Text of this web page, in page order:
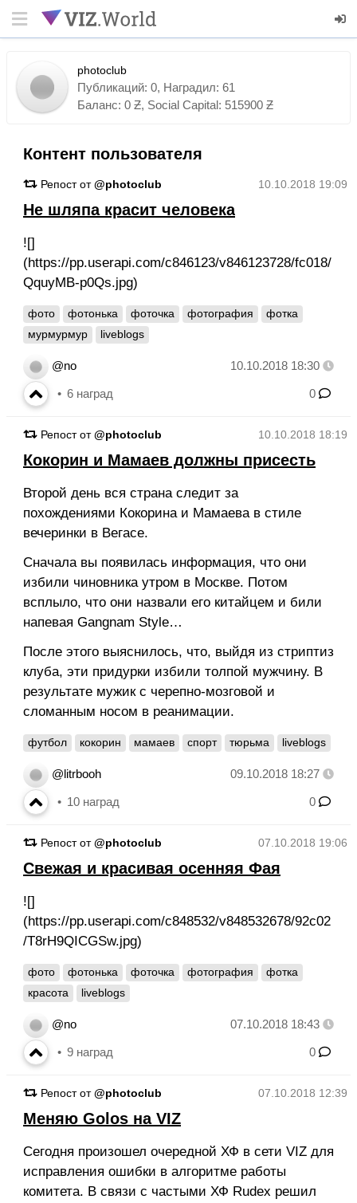
photoclub
Публикаций: 0, Наградил: 61
Баланс: 0 Ƶ, Social Capital: 515900 Ƶ
Контент пользователя
10.10.2018 19:09
Репост от@photoclub
Не шляпа красит человека
![]
(https://pp.userapi.com/c846123/v846123728/fc018/
QquyMB-p0Qs.jpg)
фото фотонька фоточка фотография
фотка
мурмурмур
liveblogs
@no 10.10.2018 18:30
6 наград 0
10.10.2018 18:19
Репост от@photoclub
Кокорин и Мамаев должны присесть
Второй день вся страна следит за
похождениями Кокорина и Мамаева в стиле
вечеринки в Вегасе.
Сначала вы появилась информация, что они
избили чиновника утром в Москве. Потом
всплыло, что они назвали его китайцем и били
напевая Gangnam Style…
После этого выяснилось, что, выйдя из стриптиз
клуба, эти придурки избили толпой мужчину. В
результате мужик с черепно-мозговой и
сломанным носом в реанимации.
футбол кокорин мамаев спорт тюрьма liveblogs
@litrbooh 09.10.2018 18:27
10 наград 0
07.10.2018 19:06
Репост от@photoclub
Свежая и красивая осенняя Фая
![]
(https://pp.userapi.com/c848532/v848532678/92c02
/T8rH9QICGSw.jpg)
фото фотонька фоточка фотография
фотка
красота
liveblogs
@no 07.10.2018 18:43
9 наград 0
07.10.2018 12:39
Репост от@photoclub
Меняю Golos на VIZ
Сегодня произошел очередной ХФ в сети VIZ для
исправления ошибки в алгоритме работы
комитета. В связи с частыми ХФ Rudex решил